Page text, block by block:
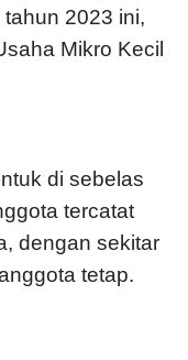
2023 ini,
Mikro Kecil
di sebelas
tercatat
dengan sekitar
tetap.